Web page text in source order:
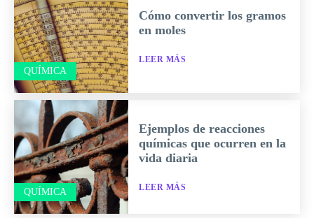
QUÍMICA
Cómo convertir los gramos
en moles
LEER MÁS
QUÍMICA
Ejemplos de reacciones
químicas que ocurren en la
vida diaria
LEER MÁS